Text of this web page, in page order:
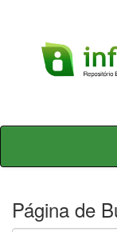
Skip
Página de